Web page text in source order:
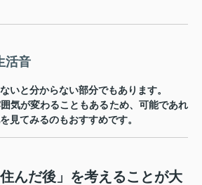
活音
いと分からない部分でもあります。
気が変わることもあるため、可能であれ
見てみるのもおすすめです。
んだ後」を考えることが大